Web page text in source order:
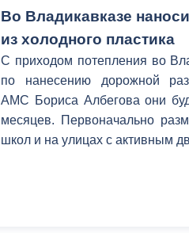
Во Владикавказе
из холодного пластика
С приходом потепления во
по нанесению дорожной
АМС Бориса Албегова они
месяцев. Первоначально
школ и на улицах с активным